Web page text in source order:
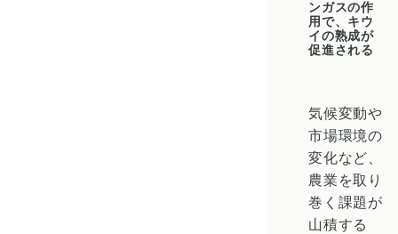
ンガスの作
用で、キウ
イの熟成が
促進される
気候変動や
市場環境の
変化など、
農業を取り
巻く課題が
山積する